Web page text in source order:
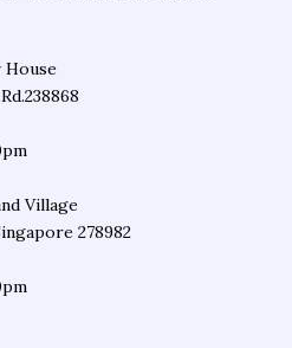
House
Village
278982